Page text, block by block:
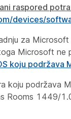
raspored
devices/
za
Microsoft
koju podržava
koju podržava
Rooms 1449/